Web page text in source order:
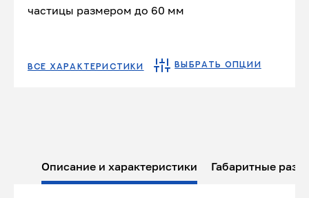
частицы размером до 60 мм
ВСЕ ХАРАКТЕРИСТИКИ ВЫБРАТЬ ОПЦИИ
Описание и характеристики Габаритные